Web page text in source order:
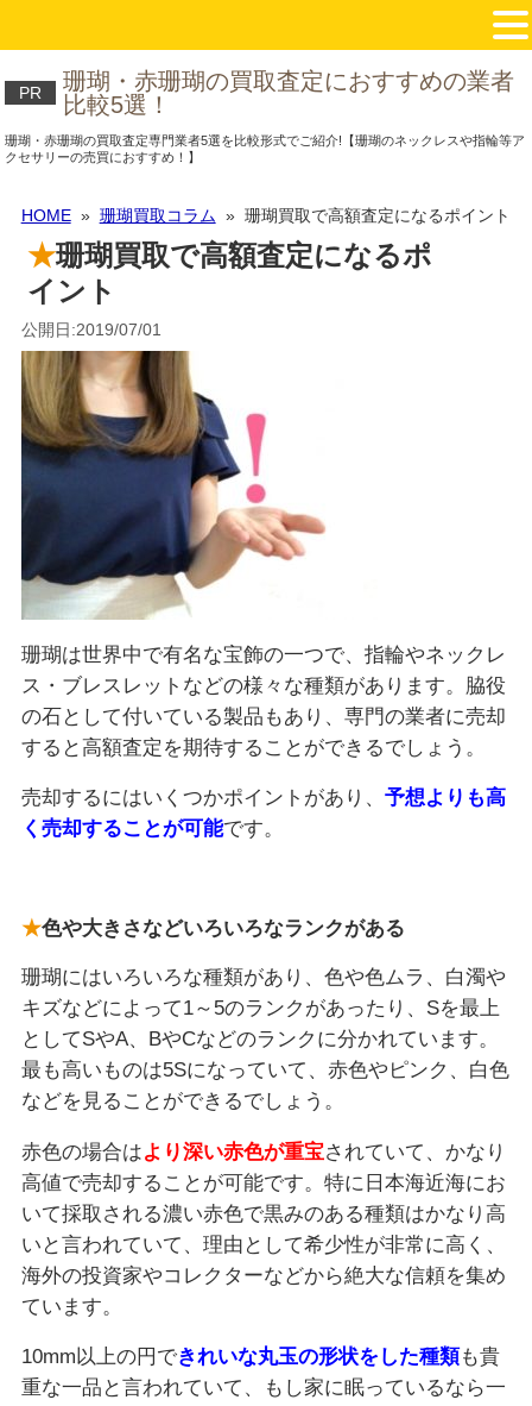
PR
珊瑚・赤珊瑚の買取査定におすすめの業者
比較5選！
珊瑚・赤珊瑚の買取査定専門業者5選を比較形式でご紹介!【珊瑚のネックレスや指輪等ア
クセサリーの売買におすすめ！】
HOME» 珊瑚買取コラム » 珊瑚買取で高額査定になるポイント
珊瑚買取で高額査定になるポ
イント
公開日:2019/07/01
珊瑚は世界中で有名な宝飾の一つで、指輪やネックレ
ス・ブレスレットなどの様々な種類があります。脇役
の石として付いている製品もあり、専門の業者に売却
すると高額査定を期待することができるでしょう。
売却するにはいくつかポイントがあり、 予想よりも高
く売却することが可能です。
色や大きさなどいろいろなランクがある
珊瑚にはいろいろな種類があり、色や色ムラ、白濁や
キズなどによって1～5のランクがあったり、Sを最上
としてSやA、BやCなどのランクに分かれています。
最も高いものは5Sになっていて、赤色やピンク、白色
などを見ることができるでしょう。
赤色の場合はより深い赤色が重宝されていて、かなり
高値で売却することが可能です。特に日本海近海にお
いて採取される濃い赤色で黒みのある種類はかなり高
いと言われていて、理由として希少性が非常に高く、
海外の投資家やコレクターなどから絶大な信頼を集め
ています。
10mm以上の円できれいな丸玉の形状をした種類も貴
重な一品と言われていて、もし家に眠っているなら一